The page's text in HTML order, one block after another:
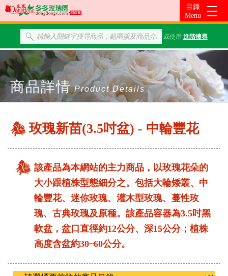
或使用 進階搜尋
商品詳情 Product Details
玫瑰新苗(3.5吋盆) - 中輪豐花
該產品為本網站的主力商品，以玫瑰花朵的
大小跟植株型態細分之。包括大輪矮叢、中
輪豐花、迷你玫瑰、灌木型玫瑰、蔓性玫
瑰、古典玫瑰及原種。該產品容器為3.5吋黑
軟盆，盆口直徑約12公分、深15公分；植株
高度含盆約30~60公分。